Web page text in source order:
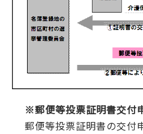
※郵便等投票証明書交付
郵便等投票証明書の交付